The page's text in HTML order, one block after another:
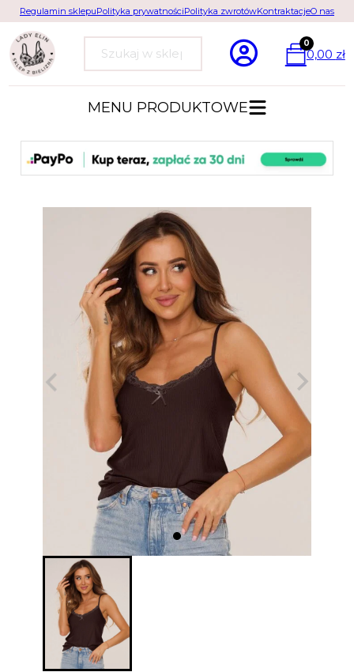
Regulamin sklepuPolityka prywatnościPolityka zwrotówKontraktacjeO nas
Szukaj
0
0,00 zł
MENU PRODUKTOWE